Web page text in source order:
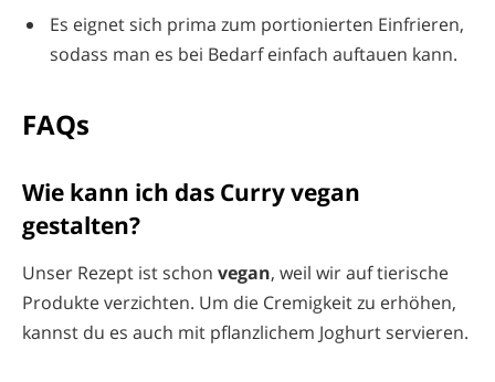
Es eignet sich prima zum portionierten Einfrieren,
sodass man es bei Bedarf einfach auftauen kann.
FAQs
Wie kann ich das Curry vegan
gestalten?
Unser Rezept ist schon vegan, weil wir auf tierische
Produkte verzichten. Um die Cremigkeit zu erhöhen,
kannst du es auch mit pflanzlichem Joghurt servieren.